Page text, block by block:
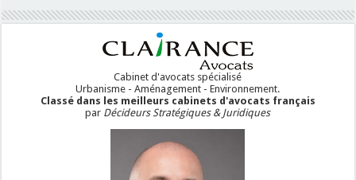
Cabinet d'avocats spécialisé
Urbanisme - Aménagement - Environnement.
Classé dans les meilleurs cabinets d'avocats français
par Décideurs Stratégiques & Juridiques